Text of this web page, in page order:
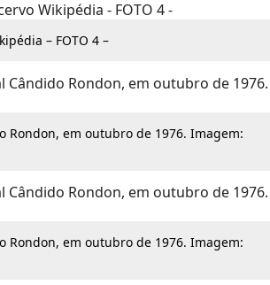
– FOTO 4 –
em outubro de 1976. Imagem:
em outubro de 1976. Imagem: